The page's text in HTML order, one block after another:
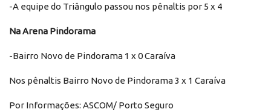
-A equipe do Triângulo passou nos pênaltis por 5 x 4
NaArena Pindorama
-Bairro Novo de Pindorama 1 x 0 Caraíva
Nos pênaltis Bairro Novo de Pindorama 3 x 1 Caraíva
Por Informações: ASCOM/ Porto Seguro